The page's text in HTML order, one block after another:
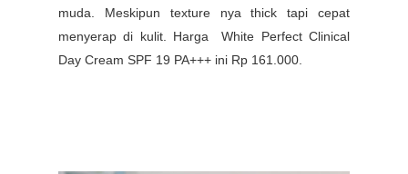
muda. Meskipun texture nya thick tapi cepat
menyerap di kulit. Harga
White Perfect Clinical
Day Cream SPF 19 PA+++ ini Rp 161.000.